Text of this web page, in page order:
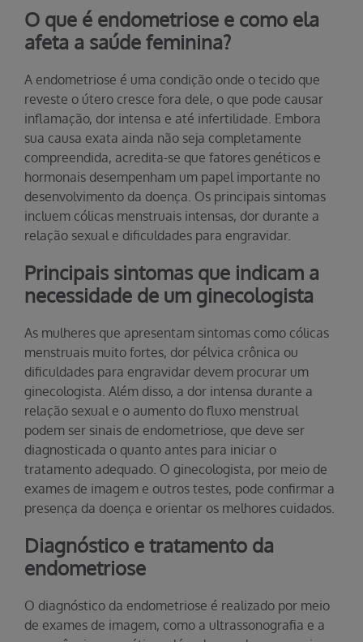
O que é endometriose e como ela
afeta a saúde feminina?
A endometriose é uma condição onde o tecido que
reveste o útero cresce fora dele, o que pode causar
inflamação, dor intensa e até infertilidade. Embora
sua causa exata ainda não seja completamente
compreendida, acredita-se que fatores genéticos e
hormonais desempenham um papel importante no
desenvolvimento da doença. Os principais sintomas
incluem cólicas menstruais intensas, dor durante a
relação sexual e dificuldades para engravidar.
Principais sintomas que indicam a
necessidade de um ginecologista
As mulheres que apresentam sintomas como cólicas
menstruais muito fortes, dor pélvica crônica ou
dificuldades para engravidar devem procurar um
ginecologista. Além disso, a dor intensa durante a
relação sexual e o aumento do fluxo menstrual
podem ser sinais de endometriose, que deve ser
diagnosticada o quanto antes para iniciar o
tratamento adequado. O ginecologista, por meio de
exames de imagem e outros testes, pode confirmar a
presença da doença e orientar os melhores cuidados.
Diagnóstico e tratamento da
endometriose
O diagnóstico da endometriose é realizado por meio
de exames de imagem, como a ultrassonografia e a